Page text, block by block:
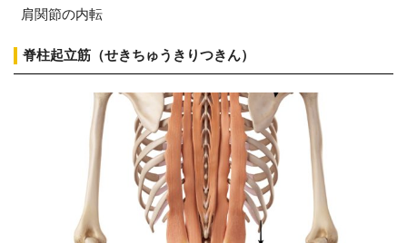
肩関節の内転
脊柱起立筋（せきちゅうきりつきん）